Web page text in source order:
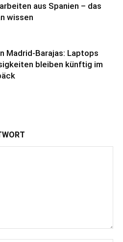
aus Spanien – das
wissen
Madrid-Barajas: Laptops
bleiben künftig im